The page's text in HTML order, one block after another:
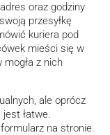
oraz godziny
przesyłkę
kuriera pod
mieści się w
z nich
ale oprócz
łatwe.
na stronie.